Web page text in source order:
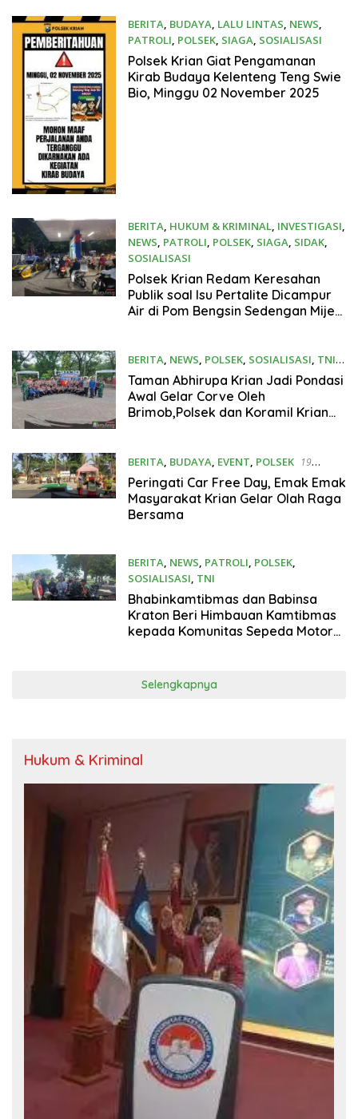
BERITA, BUDAYA, LALU LINTAS, NEWS,
PATROLI, POLSEK, SIAGA, SOSIALISASI
31 Oktober 2025
Polsek Krian Giat Pengamanan
Kirab Budaya Kelenteng Teng Swie
Bio, Minggu 02 November 2025
BERITA, HUKUM & KRIMINAL, INVESTIGASI,
NEWS, PATROLI, POLSEK, SIAGA, SIDAK,
SOSIALISASI
27 Oktober 2025
Polsek Krian Redam Keresahan
Publik soal Isu Pertalite Dicampur
Air di Pom Bengsin Sedengan Mijen
BERITA, NEWS, POLSEK, SOSIALISASI, TNI
21 Oktober 2025
Taman Abhirupa Krian Jadi Pondasi
Awal Gelar Corve Oleh
Brimob,Polsek dan Koramil Krian
BERITA, BUDAYA, EVENT, POLSEK
19
Oktober 2025
Peringati Car Free Day, Emak Emak
Masyarakat Krian Gelar Olah Raga
Bersama
BERITA, NEWS, PATROLI, POLSEK,
SOSIALISASI, TNI
5 Oktober 2025
Bhabinkamtibmas dan Babinsa
Kraton Beri Himbauan Kamtibmas
kepada Komunitas Sepeda Motor
Selengkapnya
Hukum & Kriminal